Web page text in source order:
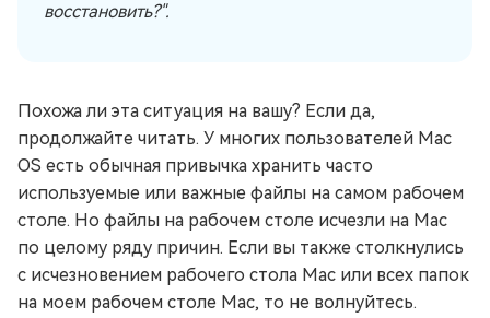
восстановить?".
Похожа ли эта ситуация на вашу? Если да,
продолжайте читать. У многих пользователей Mac
OS есть обычная привычка хранить часто
используемые или важные файлы на самом рабочем
столе. Но файлы на рабочем столе исчезли на Mac
по целому ряду причин. Если вы также столкнулись
с исчезновением рабочего стола Mac или всех папок
на моем рабочем столе Mac, то не волнуйтесь.